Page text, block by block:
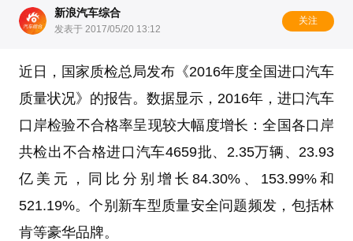
新浪汽车综合
发表于 2017/05/20 13:12
关注
近日，国家质检总局发布《2016年度全国进口汽车
质量状况》的报告。数据显示，2016年，进口汽车
口岸检验不合格率呈现较大幅度增长：全国各口岸
共检出不合格进口汽车4659批、2.35万辆、23.93
亿美元，同比分别增长84.30%、153.99%和
521.19%。个别新车型质量安全问题频发，包括林
肯等豪华品牌。